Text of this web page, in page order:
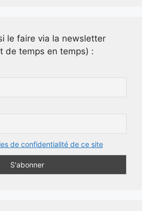
le faire via la newsletter
de temps en temps) :
de confidentialité de ce site